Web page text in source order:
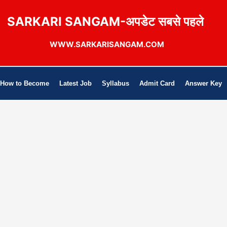
SARKARI SANGAM-अपडेट सबसे पहले
WWW.SARKARISANGAM.COM
How to Become Latest Job Syllabus Admit Card Answer Key